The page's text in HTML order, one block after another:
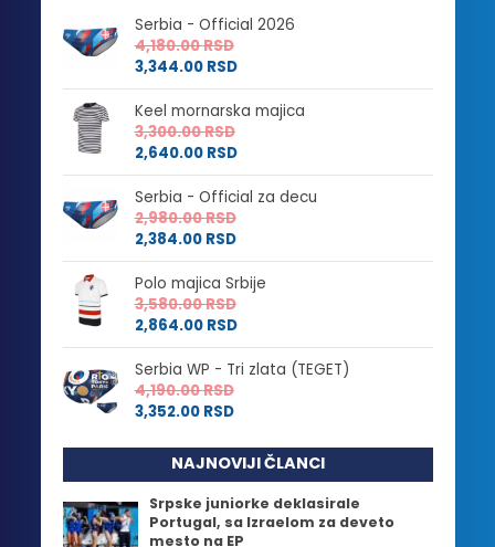
Serbia - Official 2026
4,180.00RSD
3,344.00 RSD
Keel mornarska majica
3,300.00RSD
2,640.00 RSD
Serbia - Official za decu
2,980.00RSD
2,384.00 RSD
Polo majica Srbije
3,580.00RSD
2,864.00 RSD
Serbia WP - Tri zlata (TEGET)
4,190.00RSD
3,352.00 RSD
NAJNOVIJI ČLANCI
Srpske juniorke deklasirale
Portugal, sa Izraelom za deveto
mesto na EP